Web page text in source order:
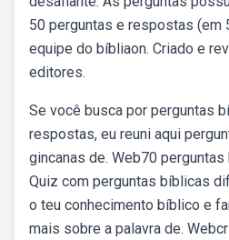
50 perguntas e respostas (em
equipe do bíbliaon. Criado e
editores.
Se você busca por perguntas
respostas, eu reuni aqui
gincanas de. Web70
Quiz com perguntas bíblicas
o teu conhecimento bíblico e
mais sobre a palavra de.